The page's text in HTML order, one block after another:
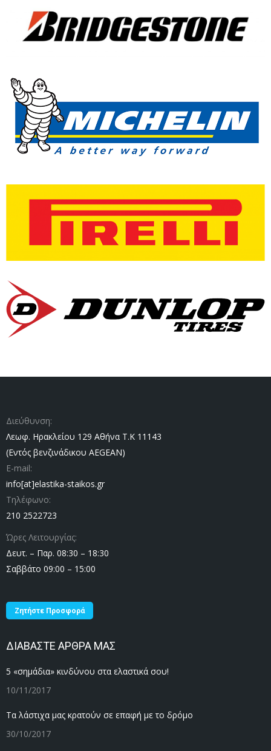
Διεύθυνση:
Λεωφ. Ηρακλείου 129 Αθήνα Τ.Κ 11143
(Εντός βενζινάδικου AEGEAN)
E-mail:
info[at]elastika-staikos.gr
Τηλέφωνο:
210 2522723
Ώρες Λειτουργίας:
Δευτ. – Παρ. 08:30 – 18:30
Σαββάτο 09:00 – 15:00
Ζητήστε Προσφορά
ΔΙΑΒΑΣΤΕ ΑΡΘΡΑ ΜΑΣ
5 «σημάδια» κινδύνου στα ελαστικά σου!
10/11/2017
Τα λάστιχα μας κρατούν σε επαφή με το δρόμο
30/10/2017